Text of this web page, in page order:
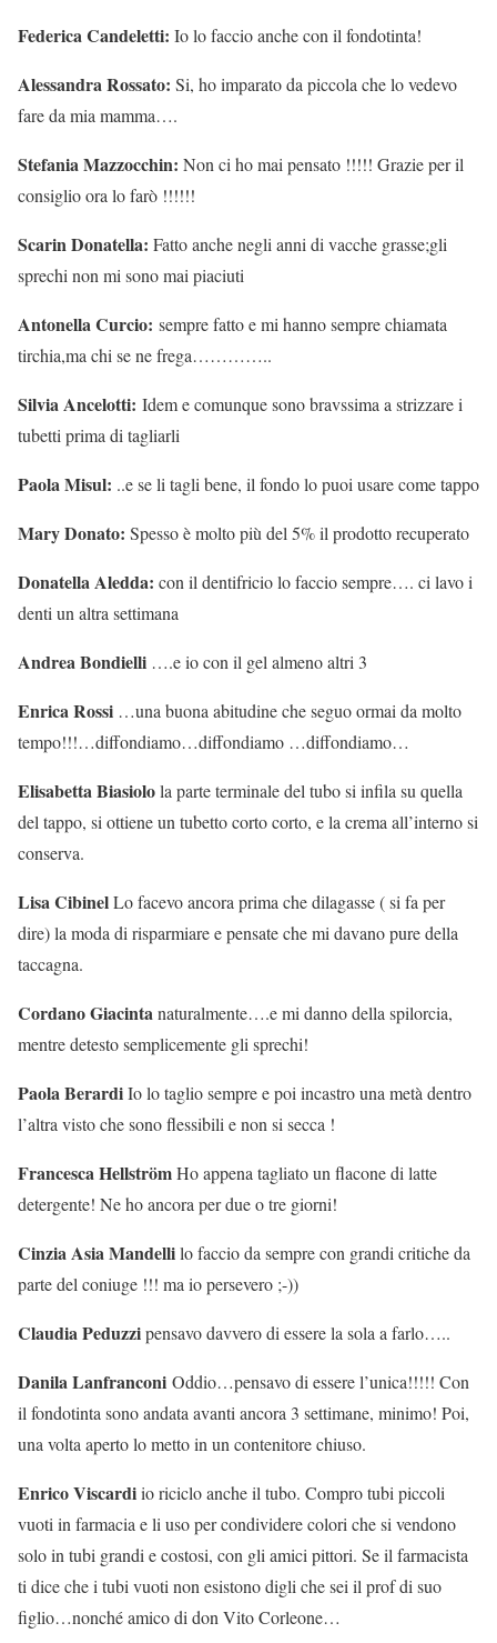
Federica Candeletti: Io lo faccio anche con il fondotinta!
Alessandra Rossato: Si, ho imparato da piccola che lo vedevo
fare da mia mamma….
Stefania Mazzocchin: Non ci ho mai pensato !!!!! Grazie per il
consiglio ora lo farò !!!!!!
Scarin Donatella: Fatto anche negli anni di vacche grasse;gli
sprechi non mi sono mai piaciuti
Antonella Curcio: sempre fatto e mi hanno sempre chiamata
tirchia,ma chi se ne frega…………..
Silvia Ancelotti: Idem e comunque sono bravssima a strizzare i
tubetti prima di tagliarli
Paola Misul: ..e se li tagli bene, il fondo lo puoi usare come tappo
Mary Donato: Spesso è molto più del 5% il prodotto recuperato
Donatella Aledda: con il dentifricio lo faccio sempre…. ci lavo i
denti un altra settimana
Andrea Bondielli ….e io con il gel almeno altri 3
Enrica Rossi …una buona abitudine che seguo ormai da molto
tempo!!!…diffondiamo…diffondiamo …diffondiamo…
Elisabetta Biasiolola parte terminale del tubo si infila su quella
del tappo, si ottiene un tubetto corto corto, e la crema all’interno si
conserva.
Lisa CibinelLo facevo ancora prima che dilagasse ( si fa per
dire) la moda di risparmiare e pensate che mi davano pure della
taccagna.
Cordano Giacintanaturalmente….e mi danno della spilorcia,
mentre detesto semplicemente gli sprechi!
Paola BerardiIo lo taglio sempre e poi incastro una metà dentro
l’altra visto che sono flessibili e non si secca !
Francesca HellströmHo appena tagliato un flacone di latte
detergente! Ne ho ancora per due o tre giorni!
Cinzia Asia Mandellilo faccio da sempre con grandi critiche da
parte del coniuge !!! ma io persevero ;-))
Claudia Peduzzipensavo davvero di essere la sola a farlo…..
Danila Lanfranconi Oddio…pensavo di essere l’unica!!!!! Con
il fondotinta sono andata avanti ancora 3 settimane, minimo! Poi,
una volta aperto lo metto in un contenitore chiuso.
Enrico Viscardiio riciclo anche il tubo. Compro tubi piccoli
vuoti in farmacia e li uso per condividere colori che si vendono
solo in tubi grandi e costosi, con gli amici pittori. Se il farmacista
ti dice che i tubi vuoti non esistono digli che sei il prof di suo
figlio…nonché amico di don Vito Corleone…